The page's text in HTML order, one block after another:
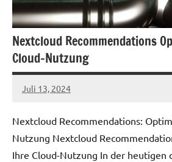
Nextcloud Recommendations
Cloud-Nutzung
Juli 13, 2024
admin
Nextcloud Recommendations:
Nutzung Nextcloud
Ihre Cloud-Nutzung In der heutigen